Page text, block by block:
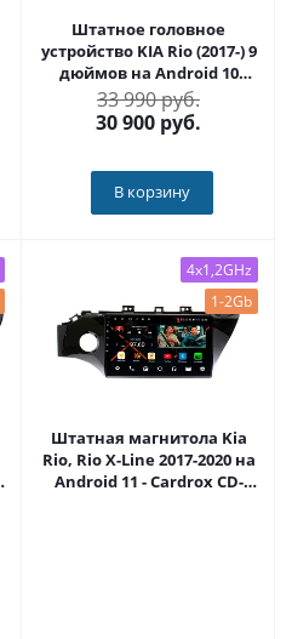
Штатное головное
устройство KIA Rio (2017-) 9
дюймов на Android 10
NaviPilot NPD10L-WTG-
K1160-09
33 990 руб.
30 900 руб.
В корзину
4x1,2GHz
1-2Gb
Штатная магнитола Kia
Rio, Rio X-Line 2017-2020 на
Android 11 - Cardrox CD-